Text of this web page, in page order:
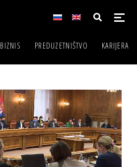
BIZNIS PREDUZETNIŠTVO KARIJERA